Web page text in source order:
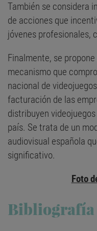
También se considera
de acciones que
jóvenes profesionales,
Finalmente, se
mecanismo que
nacional de
facturación de las
distribuyen
país. Se trata de un
audiovisual española
significativo.
Foto
Bibliografía